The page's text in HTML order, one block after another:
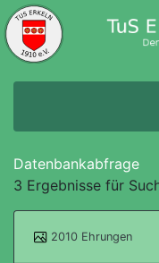
Datenbankabfrage
3 Ergebnisse für
2010 Ehrungen